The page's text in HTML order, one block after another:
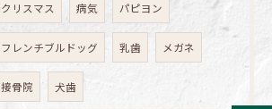
クリスマス 病気 パピヨン
フレンチブルドッグ 乳歯 メガネ
接骨院 犬歯